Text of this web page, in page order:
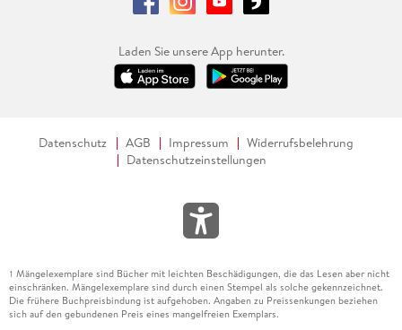
Laden Sie unsere App herunter.
Datenschutz AGB Impressum
Widerrufsbelehrung
Datenschutzeinstellungen
1 Mängelexemplare sind Bücher mit leichten Beschädigungen, die das Lesen aber nicht
einschränken. Mängelexemplare sind durch einen Stempel als solche gekennzeichnet.
Die frühere Buchpreisbindung ist aufgehoben. Angaben zu Preissenkungen beziehen
sich auf den gebundenen Preis eines mangelfreien Exemplars.